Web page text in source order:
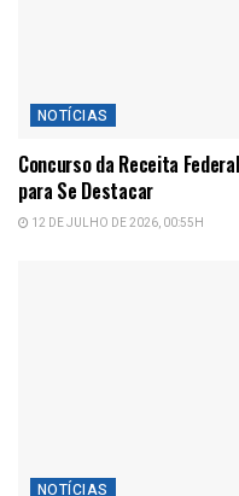
NOTÍCIAS
Concurso da Receita
para Se Destacar
12 DE JULHO DE 2026, 00:55H
NOTÍCIAS